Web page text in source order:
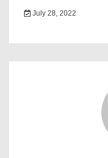
July 28, 2022